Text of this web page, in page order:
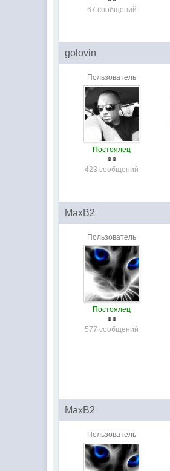
67 сообщений
golovin
Пользователь
Постоялец
423 сообщений
MaxB2
Пользователь
Постоялец
577 сообщений
MaxB2
Пользователь